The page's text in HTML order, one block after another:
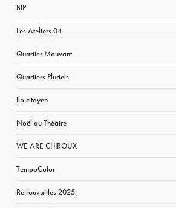
BIP
Les Ateliers 04
Quartier Mouvant
Quartiers Pluriels
Ilo citoyen
Noël au Théâtre
WE ARE CHIROUX
TempoColor
Retrouvailles 2025